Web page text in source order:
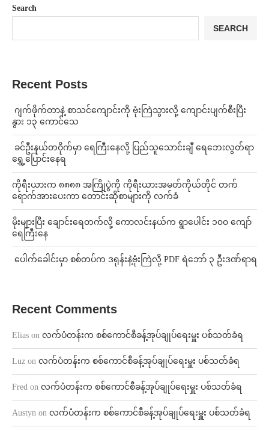
Search
SEARCH
Recent Posts
⁨⁩ ⁨ဂျက်ဖိုက်တာနဲ့ စာသင်ကျောင်းကို ဗုံးကြဲသွားလို့ ကျောင်းပျက်စီးပြီး
နွား ၁၃ ကောင်သေ
⁩ ⁨ခင်ဦးနယ်တဝိုက်မှာ ရေကြီးနေလို့ ပြည်သူသောင်းချီ ရေဘေးလွတ်ရာ
ရွှေ့ပြောင်းနေရ
ကိုရီးယားက ၈၈၈၈ အကြိုပွဲကို ကိုရီးယားအမတ်ကိုယ်တိုင် တက်
ရောက်အားပေးကာ တောင်းဆိုစာများကို လက်ခံ
⁨မိုးများပြီး ချောင်းရေတက်လို့ ကောလင်းနယ်က ရွာပေါင်း ၁၀၀ ကျော်
ရေကြီးနေ
⁩ ⁨ပေါက်ခေါင်းမှာ စစ်တပ်က ဒရုန်းနဲ့ဗုံးကြဲလို့ PDF ရဲဘော် ၃ ဦးဒဏ်ရာရ
Recent Comments
Elias on လက်ပံတန်းက စစ်ကောင်စီခန့်အုပ်ချုပ်ရေးမှူး ပစ်သတ်ခံရ
Luz on လက်ပံတန်းက စစ်ကောင်စီခန့်အုပ်ချုပ်ရေးမှူး ပစ်သတ်ခံရ
Fred on လက်ပံတန်းက စစ်ကောင်စီခန့်အုပ်ချုပ်ရေးမှူး ပစ်သတ်ခံရ
Austyn on လက်ပံတန်းက စစ်ကောင်စီခန့်အုပ်ချုပ်ရေးမှူး ပစ်သတ်ခံရ